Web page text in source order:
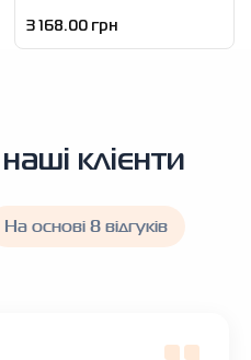
3 168.00 грн
клієнти
На основі 8 відгуків